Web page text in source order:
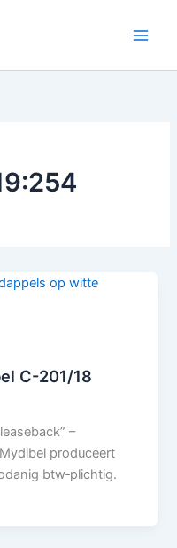
C-201/18
–
produceert
btw‑plichtig.